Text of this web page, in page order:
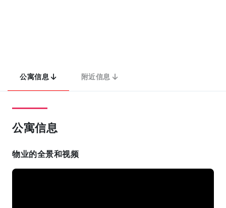
公寓信息 附近信息
公寓信息
物业的全景和视频